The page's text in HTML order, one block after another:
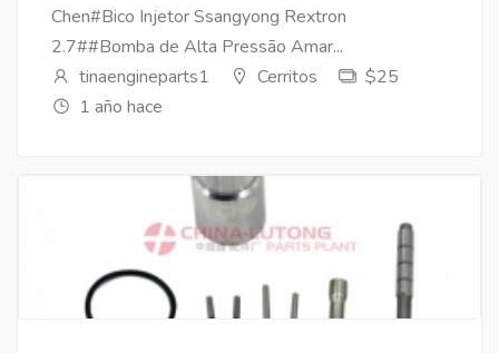
Chen#Bico Injetor Ssangyong Rextron
2.7##Bomba de Alta Pressão Amar...
tinaengineparts1
Cerritos
$25
1 año hace